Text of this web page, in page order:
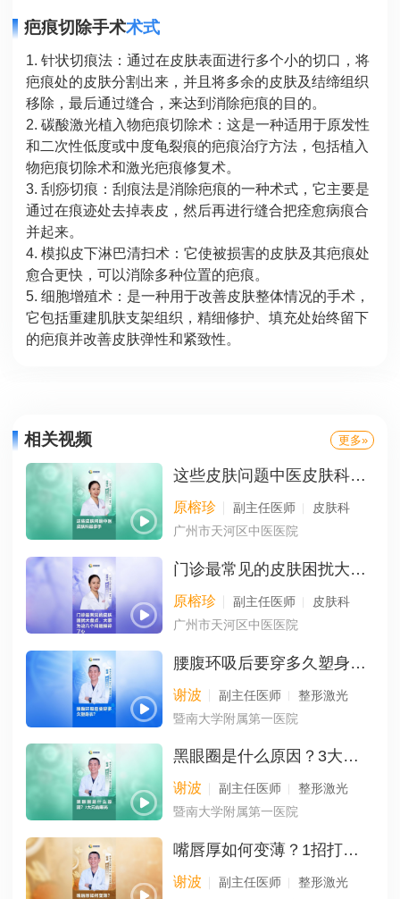
疤痕切除手术术式
1. 针状切痕法：通过在皮肤表面进行多个小的切口，将
疤痕处的皮肤分割出来，并且将多余的皮肤及结缔组织
移除，最后通过缝合，来达到消除疤痕的目的。
2. 碳酸激光植入物疤痕切除术：这是一种适用于原发性
和二次性低度或中度龟裂痕的疤痕治疗方法，包括植入
物疤痕切除术和激光疤痕修复术。
3. 刮痧切痕：刮痕法是消除疤痕的一种术式，它主要是
通过在痕迹处去掉表皮，然后再进行缝合把痊愈病痕合
并起来。
4. 模拟皮下淋巴清扫术：它使被损害的皮肤及其疤痕处
愈合更快，可以消除多种位置的疤痕。
5. 细胞增殖术：是一种用于改善皮肤整体情况的手术，
它包括重建肌肤支架组织，精细修护、填充处始终留下
的疤痕并改善皮肤弹性和紧致性。
相关视频 更多»
这些皮肤问题中医皮肤科最拿手
原榕珍 副主任医师
皮肤科
广州市天河区中医医院
门诊最常见的皮肤困扰大盘点，大家为这几个问题操碎了心
原榕珍 副主任医师
皮肤科
广州市天河区中医医院
腰腹环吸后要穿多久塑身衣？
谢波 副主任医师
整形激光
暨南大学附属第一医院
黑眼圈是什么原因？3大元凶曝光
谢波 副主任医师
整形激光
暨南大学附属第一医院
嘴唇厚如何变薄？1招打造精致唇形
谢波 副主任医师
整形激光